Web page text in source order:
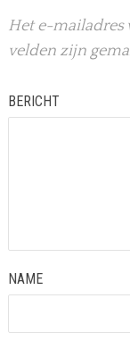
Het e-mailadres
velden zijn
BERICHT
NAME